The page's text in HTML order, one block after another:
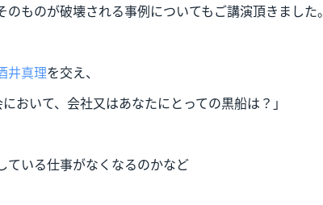
ものが破壊される事例についてもご講演頂きました。
井真理を交え、
おいて、会社又はあなたにとっての黒船は？」
ている仕事がなくなるのかなど